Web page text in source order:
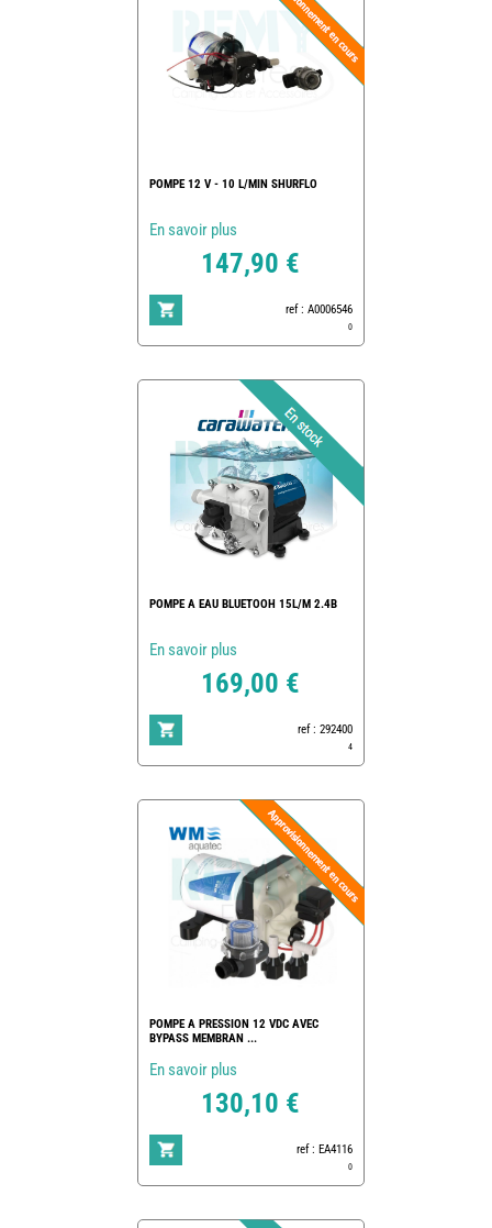
POMPE 12 V - 10 L/MIN SHURFLO
En savoir plus
147,90 €
ref : A0006546
0
POMPE A EAU BLUETOOH 15L/M 2.4B
En savoir plus
169,00 €
ref : 292400
4
POMPE A PRESSION 12 VDC AVEC
BYPASS MEMBRAN ...
En savoir plus
130,10 €
ref : EA4116
0